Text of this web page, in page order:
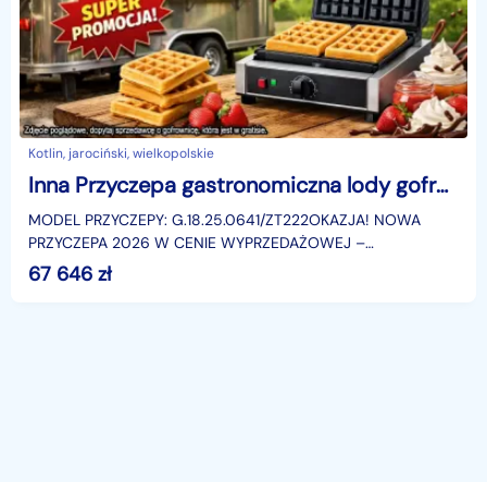
Kotlin, jarociński, wielkopolskie
Inna Przyczepa gastronomiczna lody gofry 3.5m całoroczna gotowy biznes + gratis!
MODEL PRZYCZEPY: G.18.25.0641/ZT222OKAZJA! NOWA
PRZYCZEPA 2026 W CENIE WYPRZEDAŻOWEJ –
OSZCZĘDZAJ NA STARCIE!Dlaczego warto? To fabrycznie
nowa przyczepa gastro
67 646 zł